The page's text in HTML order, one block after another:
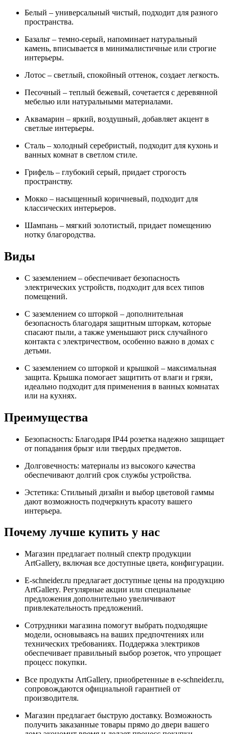
Белый – универсальный чистый, подходит для разного
пространства.
Базальт – темно-серый, напоминает натуральный
камень, вписывается в минималистичные или строгие
интерьеры.
Лотос – светлый, спокойный оттенок, создает легкость.
Песочный – теплый бежевый, сочетается с деревянной
мебелью или натуральными материалами.
Аквамарин – яркий, воздушный, добавляет акцент в
светлые интерьеры.
Сталь – холодный серебристый, подходит для кухонь и
ванных комнат в светлом стиле.
Грифель – глубокий серый, придает строгость
пространству.
Мокко – насыщенный коричневый, подходит для
классических интерьеров.
Шампань – мягкий золотистый, придает помещению
нотку благородства.
Виды
С заземлением – обеспечивает безопасность
электрических устройств, подходит для всех типов
помещений.
С заземлением со шторкой – дополнительная
безопасность благодаря защитным шторкам, которые
спасают пыли, а также уменьшают риск случайного
контакта с электричеством, особенно важно в домах с
детьми.
С заземлением со шторкой и крышкой – максимальная
защита. Крышка помогает защитить от влаги и грязи,
идеально подходит для применения в ванных комнатах
или на кухнях.
Преимущества
Безопасность: Благодаря IP44 розетка надежно защищает
от попадания брызг или твердых предметов.
Долговечность: материалы из высокого качества
обеспечивают долгий срок службы устройства.
Эстетика: Стильный дизайн и выбор цветовой гаммы
дают возможность подчеркнуть красоту вашего
интерьера.
Почему лучше купить у нас
Магазин предлагает полный спектр продукции
ArtGallery, включая все доступные цвета, конфигурации.
E-schneider.ru предлагает доступные цены на продукцию
ArtGallery. Регулярные акции или специальные
предложения дополнительно увеличивают
привлекательность предложений.
Сотрудники магазина помогут выбрать подходящие
модели, основываясь на ваших предпочтениях или
технических требованиях. Поддержка электриков
обеспечивает правильный выбор розеток, что упрощает
процесс покупки.
Все продукты ArtGallery, приобретенные в e-schneider.ru,
сопровождаются официальной гарантией от
производителя.
Магазин предлагает быструю доставку. Возможность
получить заказанные товары прямо до двери вашего